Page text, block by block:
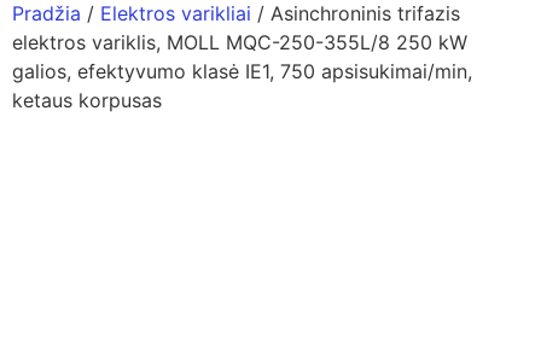
Pradžia / Elektros varikliai / Asinchroninis trifazis
elektros variklis, MOLL MQC-250-355L/8 250 kW
galios, efektyvumo klasė IE1, 750 apsisukimai/min,
ketaus korpusas